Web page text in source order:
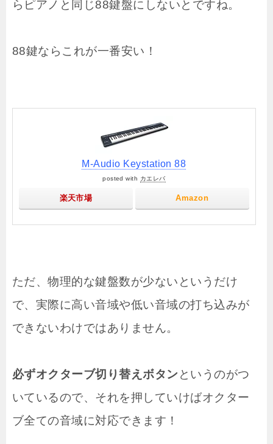
らピアノと同じ88鍵盤にしないとですね。
88鍵ならこれが一番安い！
M-Audio Keystation 88
posted with カエレバ
楽天市場 Amazon
ただ、物理的な鍵盤数が少ないというだけ
で、実際に高い音域や低い音域の打ち込みが
できないわけではありません。
必ずオクターブ切り替えボタン というのがつ
いているので、それを押していけばオクター
ブ全ての音域に対応できます！